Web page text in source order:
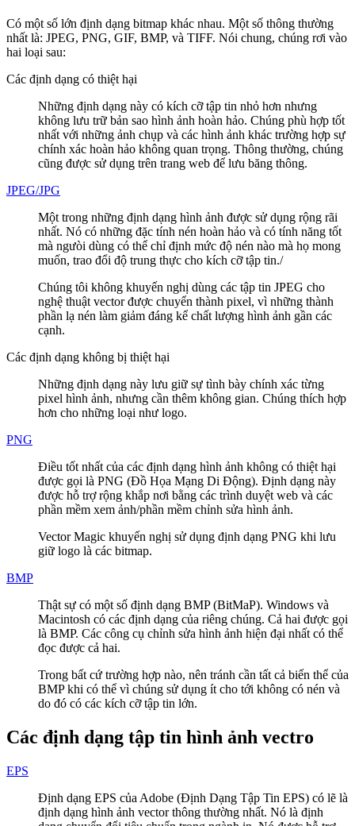
Có một số lớn định dạng bitmap khác nhau. Một số thông thường
nhất là: JPEG, PNG, GIF, BMP, và TIFF. Nói chung, chúng rơi vào
hai loại sau:
Các định dạng có thiệt hại
Những định dạng này có kích cỡ tập tin nhỏ hơn nhưng
không lưu trữ bản sao hình ảnh hoàn hảo. Chúng phù hợp tốt
nhất với những ảnh chụp và các hình ảnh khác trường hợp sự
chính xác hoàn hảo không quan trọng. Thông thường, chúng
cũng được sử dụng trên trang web để lưu băng thông.
JPEG/JPG
Một trong những định dạng hình ảnh được sử dụng rộng rãi
nhất. Nó có những đặc tính nén hoàn hảo và có tính năng tốt
mà ngưòi dùng có thể chỉ định mức độ nén nào mà họ mong
muốn, trao đổi độ trung thực cho kích cỡ tập tin./
Chúng tôi không khuyến nghị dùng các tập tin JPEG cho
nghệ thuật vector được chuyển thành pixel, vì những thành
phần lạ nén làm giảm đáng kể chất lượng hình ảnh gần các
cạnh.
Các định dạng không bị thiệt hại
Những định dạng này lưu giữ sự tình bày chính xác từng
pixel hình ảnh, nhưng cần thêm không gian. Chúng thích hợp
hơn cho những loại như logo.
PNG
Điều tốt nhất của các định dạng hình ảnh không có thiệt hại
được gọi là PNG (Đồ Họa Mạng Di Động). Định dạng này
được hỗ trợ rộng khắp nơi bằng các trình duyệt web và các
phần mềm xem ảnh/phần mềm chỉnh sửa hình ảnh.
Vector Magic khuyến nghị sử dụng định dạng PNG khi lưu
giữ logo là các bitmap.
BMP
Thật sự có một số định dạng BMP (BitMaP). Windows và
Macintosh có các định dạng của riêng chúng. Cả hai được gọi
là BMP. Các công cụ chỉnh sửa hình ảnh hiện đại nhất có thể
đọc được cả hai.
Trong bất cứ trường hợp nào, nên tránh cần tất cả biến thể của
BMP khi có thể vì chúng sử dụng ít cho tới không có nén và
do đó có các kích cỡ tập tin lớn.
Các định dạng tập tin hình ảnh vectro
EPS
Định dạng EPS của Adobe (Định Dạng Tập Tin EPS) có lẽ là
định dạng hình ảnh vector thông thường nhất. Nó là định